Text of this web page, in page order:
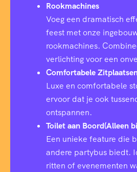
Rookmachines
Voeg een dramatisch
feest met onze
rookmachines.
verlichting voor een
Comfortabele
Luxe en comfortabele
ervoor dat je ook
ontspannen.
Toilet aan Boord(Alleen
Een unieke feature die
andere partybus biedt.
ritten of evenementen